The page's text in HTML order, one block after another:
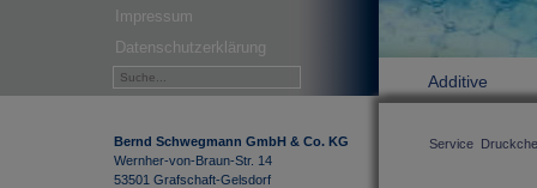
Impressum
Datenschutzerklärung
Bernd Schwegmann GmbH & Co. KG
Wernher-von-Braun-Str. 14
53501 Grafschaft-Gelsdorf
Additive
Service